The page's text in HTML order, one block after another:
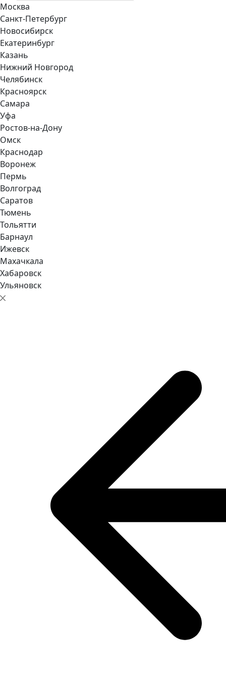
Москва
Санкт-Петербург
Новосибирск
Екатеринбург
Казань
Нижний Новгород
Челябинск
Красноярск
Самара
Уфа
Ростов-на-Дону
Омск
Краснодар
Воронеж
Пермь
Волгоград
Саратов
Тюмень
Тольятти
Барнаул
Ижевск
Махачкала
Хабаровск
Ульяновск